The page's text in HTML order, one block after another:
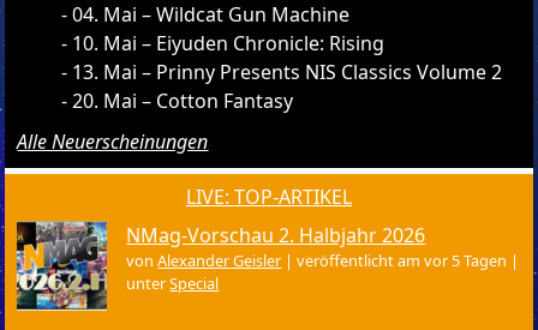
04. Mai – Wildcat Gun Machine
10. Mai – Eiyuden Chronicle: Rising
13. Mai – Prinny Presents NIS Classics Volume 2
20. Mai – Cotton Fantasy
Alle Neuerscheinungen
LIVE: TOP-ARTIKEL
NMag-Vorschau 2. Halbjahr 2026
vonAlexander Geisler |veröffentlicht am vor 5 Tagen |
unterSpecial